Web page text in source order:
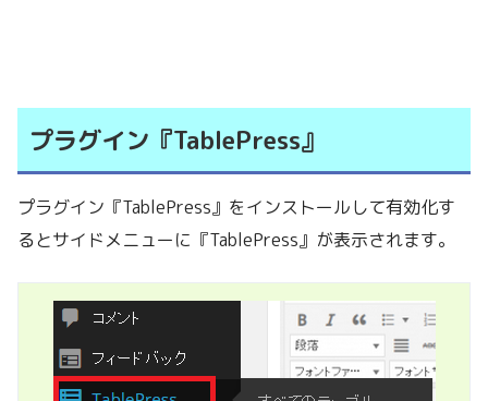
プラグイン『TablePress』
プラグイン『TablePress』をインストールして有効化す
るとサイドメニューに『TablePress』が表示されます。